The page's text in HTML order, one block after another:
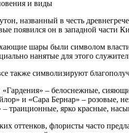
и виды
названный в честь
появился он в западной части
шары были символом власти
нанятые для этого
также символизируют
– белоснежные,
и «Сара Бернар» – розовые,
– траиционные, ярко красные,
оттенков, флористы часто